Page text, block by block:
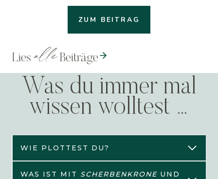
ZUM BEITRAG
Lies alleBeiträge
Was du immer mal
wissen wolltest …
WIE PLOTTEST DU?
WAS IST MIT SCHERBENKRONE UND